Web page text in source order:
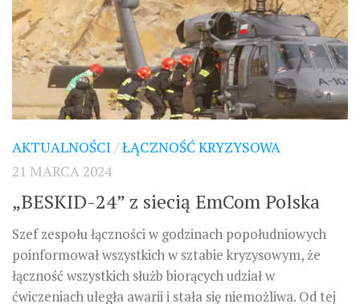
AKTUALNOŚCI /ŁĄCZNOŚĆ KRYZYSOWA
21 MARCA 2024
„BESKID-24” z siecią EmCom Polska
Szef zespołu łączności w godzinach popołudniowych
poinformował wszystkich w sztabie kryzysowym, że
łączność wszystkich służb biorących udział w
ćwiczeniach uległa awarii i stała się niemożliwa. Od tej